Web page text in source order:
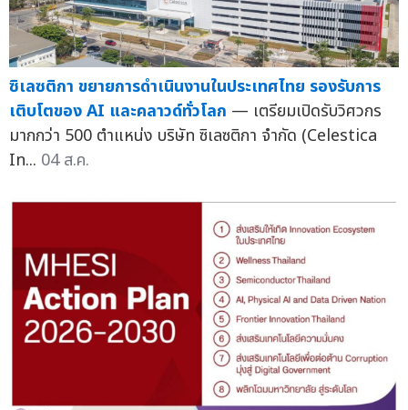
ซิเลซติกา ขยายการดำเนินงานในประเทศไทย รองรับการ
เติบโตของ AI และคลาวด์ทั่วโลก — เตรียมเปิดรับวิศวกร
มากกว่า 500 ตำแหน่ง บริษัท ซิเลซติกา จำกัด (Celestica
In... 04 ส.ค.